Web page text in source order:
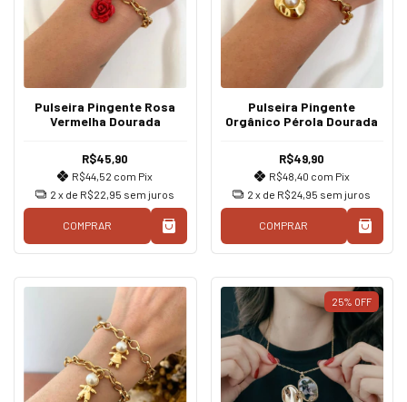
Pulseira Pingente Rosa
Vermelha Dourada
R$45,90
R$44,52 com Pix
2 x de R$22,95 sem juros
COMPRAR
Pulseira Pingente
Orgânico Pérola Dourada
R$49,90
R$48,40 com Pix
2 x de R$24,95 sem juros
COMPRAR
25% OFF